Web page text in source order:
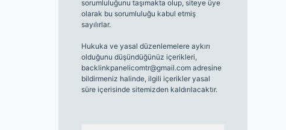
sorumluluğunu taşımakta olup, siteye üye
olarak bu sorumluluğu kabul etmiş
sayılırlar.
Hukuka ve yasal düzenlemelere aykırı
olduğunu düşündüğünüz içerikleri,
backlinkpanelicomtr@gmail.comadresine
bildirmeniz halinde, ilgili içerikler yasal
süre içerisinde sitemizden kaldırılacaktır.